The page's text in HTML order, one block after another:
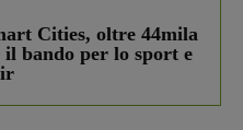
Cities, oltre 44mila
bando per lo sport e